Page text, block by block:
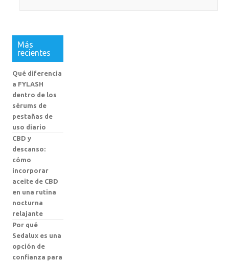
Más
recientes
Qué diferencia
a FYLASH
dentro de los
sérums de
pestañas de
uso diario
CBD y
descanso:
cómo
incorporar
aceite de CBD
en una rutina
nocturna
relajante
Por qué
Sedalux es una
opción de
confianza para